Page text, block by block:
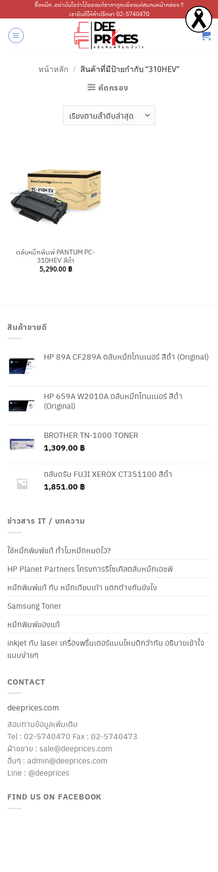
ไป
เนื้อหา
ซื้อหมึก..อย่ามั่นใจว่าได้ของแท้ราคาถูกเพียงแค่สแกนหน้ากล่อง !!
เรายินดีให้คำปรึกษา 02-5740470
หน้าหลัก / สินค้าที่มีป้ายกำกับ “310HEV”
คัดกรอง
ตลับหมึกพิมพ์ PANTUM PC-
310HEV สีดำ
5,290.00 ฿
สินค้าขายดี
HP 89A CF289A ตลับหมึกโทนเนอร์ สีดำ (Original)
HP 659A W2010A ตลับหมึกโทนเนอร์ สีดำ
(Original)
BROTHER TN-1000 TONER
1,309.00 ฿
ตลับดรัม FUJI XEROX CT351100 สีดำ
1,851.00 ฿
ข่าวสาร IT / บทความ
ใช้หมึกพิมพ์แท้ ทำไมหมึกหมดไว?
HP Planet Partners โครงการรีไซเคิลตลับหมึกเอชพี
หมึกพิมพ์แท้ กับ หมึกเทียบเท่า แตกต่างกันยังไง
Samsung Toner
หมึกพิมพ์ของแท้
inkjet กับ laser เครื่องพริ้นเตอร์แบบไหนดีกว่ากัน อธิบายเข้าใจ
แบบง่ายๆ
CONTACT
deeprices.com
สอบถามข้อมูลเพิ่มเติม
Tel : 02-5740470 Fax : 02-5740473
ฝ่ายขาย : sale@deeprices.com
อื่นๆ : admin@deeprices.com
Line : @deeprices
FIND US ON FACEBOOK